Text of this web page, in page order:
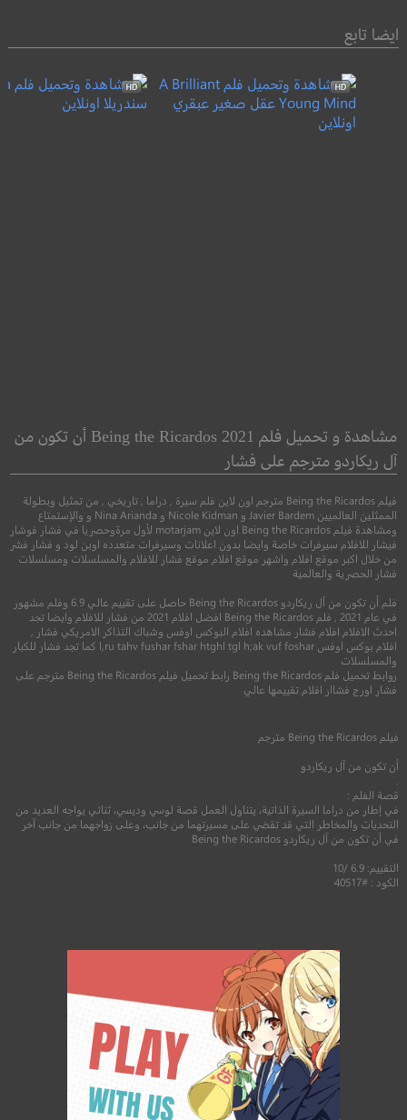
ايضا تابع
عقل صغير عبقري
7.4
سندريلا
3.6
مشاهدة و تحميل فلم Being the Ricardos 2021 أن تكون من
آل ريكاردو مترجم على فشار
فيلم Being the Ricardos مترجم اون لاين فلم سيرة , دراما , تاريخي , من تمثيل وبطولة
الممثلين العالميين Javier Bardem و Nicole Kidman و Nina Arianda و والإستمتاع
ومشاهدة فيلم Being the Ricardos اون لاين motarjam لأول مرةوحصريا في فشار فوشار
فيشار للافلام سيرفرات خاصة وايضا بدون اعلانات وسيرفرات متعدده اوبن لود و فشار فشر
من خلال اكبر موقع افلام واشهر موقع افلام موقع فشار للافلام والمسلسلات ومسلسلات
فشار الحصرية والعالمية
فلم أن تكون من آل ريكاردو Being the Ricardos حاصل على تقييم عالي 6.9 وفلم مشهور
في عام 2021 , فلم Being the Ricardos افضل افلام 2021 من فشار للافلام وايضا تجد
احدث الافلام افلام فشار مشاهده افلام البوكس اوفس وشباك التذاكر الامريكي فشار ,
افلام بوكس اوفس l,ru tahv fushar fshar htghl tgl h;ak vuf foshar كما تجد فشار للكبار
والمسلسلات
روابط تحميل فلم Being the Ricardos رابط تحميل فيلم Being the Ricardos مترجم على
فشار اورج فشاار افلام تقييمها عالي
فيلم Being the Ricardos مترجم
أن تكون من آل ريكاردو
قصة الفلم :
في إطار من دراما السيرة الذاتية، يتناول العمل قصة لوسي وديسي، ثنائي يواجه العديد من
التحديات والمخاطر التي قد تقضي على مسيرتهما من جانب، وعلى زواجهما من جانب آخر
في أن تكون من آل ريكاردو Being the Ricardos
التقييم: 6.9 /10
الكود : #40517